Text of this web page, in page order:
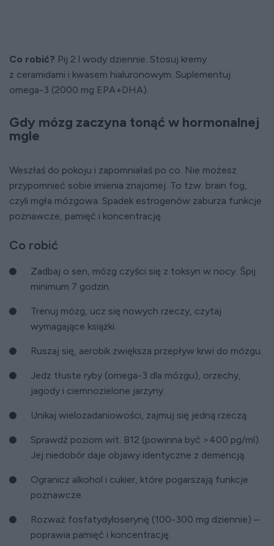
Co robić? Pij 2 l wody dziennie. Stosuj kremy
z ceramidami i kwasem hialuronowym. Suplementuj
omega-3 (2000 mg EPA+DHA).
Gdy mózg zaczyna tonąć w hormonalnej
mgle
Weszłaś do pokoju i zapomniałaś po co. Nie możesz
przypomnieć sobie imienia znajomej. To tzw. brain fog,
czyli mgła mózgowa. Spadek estrogenów zaburza funkcje
poznawcze, pamięć i koncentrację.
Co robić
Zadbaj o sen, mózg czyści się z toksyn w nocy. Śpij
minimum 7 godzin.
Trenuj mózg, ucz się nowych rzeczy, czytaj
wymagające książki.
Ruszaj się, aerobik zwiększa przepływ krwi do mózgu.
Jedz tłuste ryby (omega-3 dla mózgu), orzechy,
jagody i ciemnozielone jarzyny.
Unikaj wielozadaniowości, zajmuj się jedną rzeczą.
Sprawdź poziom wit. B12 (powinna być >400 pg/ml).
Jej niedobór daje objawy identyczne z demencją.
Ogranicz alkohol i cukier, które pogarszają funkcje
poznawcze.
Rozważ fosfatydyloserynę (100-300 mg dziennie) –
poprawia pamięć i koncentrację.